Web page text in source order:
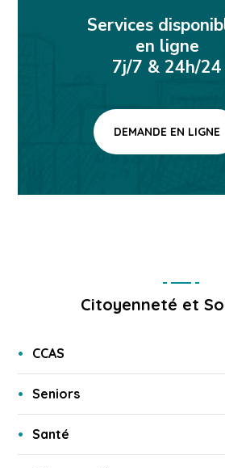
Services
en ligne
7j/7 & 24h/24
DEMANDE EN LIGNE
Citoyenneté et
CCAS
Seniors
Santé